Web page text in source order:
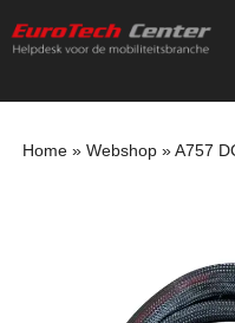
naar
Home» Webshop»A757